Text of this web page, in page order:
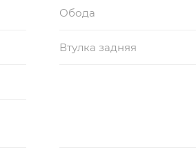
Обода
Втулка задняя